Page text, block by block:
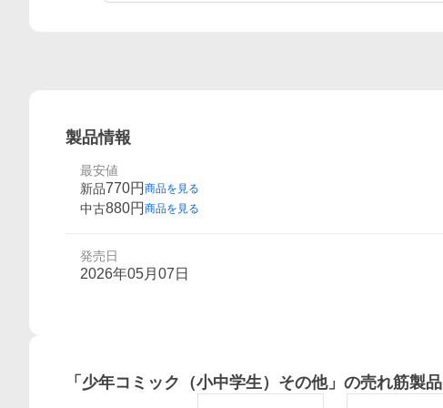
製品情報
最安値
新品770円 商品を見る
中古880円 商品を見る
発売日
2026年05月07日
「 少年コミック（小中学生）その他」の売れ筋製品